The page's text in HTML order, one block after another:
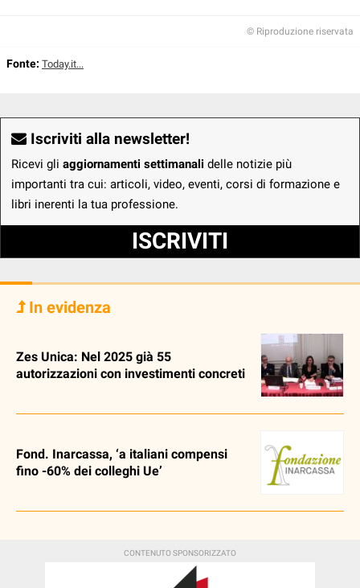
© Riproduzione riservata
Fonte: Today.it...
Iscriviti alla newsletter!
Ricevi gli aggiornamenti settimanali delle notizie più
importanti tra cui: articoli, video, eventi, corsi di formazione e
libri inerenti la tua professione.
ISCRIVITI
In evidenza
Zes Unica: Nel 2025 già 55
autorizzazioni con investimenti concreti
Fond. Inarcassa, ‘a italiani compensi
fino -60% dei colleghi Ue’